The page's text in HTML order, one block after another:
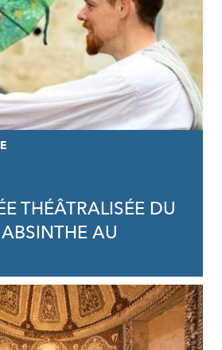
THÉÂTRALISÉE DU
AU